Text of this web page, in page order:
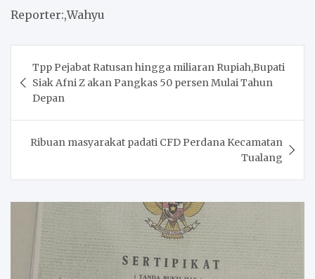
Reporter:,Wahyu
navigation
Tpp Pejabat Ratusan hingga miliaran Rupiah,Bupati
Siak Afni Z akan Pangkas 50 persen Mulai Tahun
Depan
Ribuan masyarakat padati CFD Perdana Kecamatan
Tualang